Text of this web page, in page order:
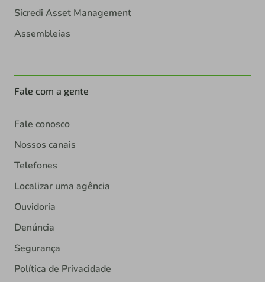
Sicredi Asset Management
Assembleias
Fale com a gente
Fale conosco
Nossos canais
Telefones
Localizar uma agência
Ouvidoria
Denúncia
Segurança
Política de Privacidade